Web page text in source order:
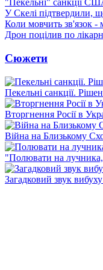
"Пекельні" санкції
У Скелі підтвердили,
Коли мовчить зв'язок -
Дрон поцілив по
Сюжети
Пекельні санкції.
Вторгнення Росії в
Війна на Близькому
"Полювати на лучника,
Загадковий звук